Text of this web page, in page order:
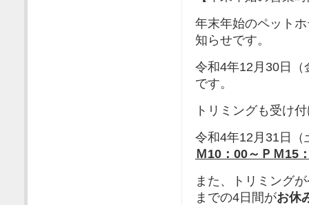
年末年始のペット
知らせです。
令和4年12月30日
です。
トリミングも受け
令和4年12月31日
Ｍ10：00～ＰＭ15
また、トリミング
までの4日間がお休